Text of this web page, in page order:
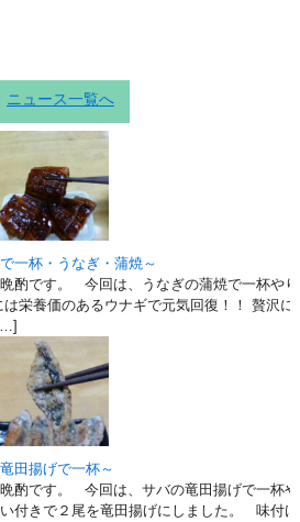
ニュース一覧へ
一杯・うなぎ・蒲焼～
酌です。 今回は、うなぎの蒲焼で一杯や
栄養価のあるウナギで元気回復！！ 贅沢
田揚げで一杯～
酌です。 今回は、サバの竜田揚げで一杯
付きで２尾を竜田揚げにしました。 味付